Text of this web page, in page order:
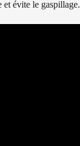
évite le gaspillage.